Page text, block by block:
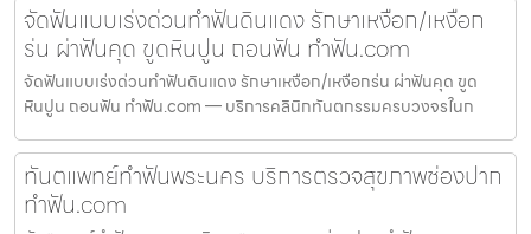
จัดฟันแบบเร่งด่วนทำฟันดินแดง รักษาเหงือก/เหงือก
ร่น ผ่าฟันคุด ขูดหินปูน ถอนฟัน ทำฟัน.com
จัดฟันแบบเร่งด่วนทำฟันดินแดง รักษาเหงือก/เหงือกร่น ผ่าฟันคุด ขูด
หินปูน ถอนฟัน ทำฟัน.com — บริการคลินิกทันตกรรมครบวงจรในก
ทันตแพทย์ทำฟันพระนคร บริการตรวจสุขภาพช่องปาก
ทำฟัน.com